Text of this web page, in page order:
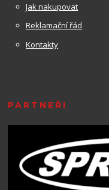
Jak nakupovat
Reklamační řád
Kontakty
PARTNEŘI